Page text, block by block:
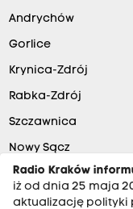
Andrychów
Gorlice
Krynica-Zdrój
Rabka-Zdrój
Szczawnica
Nowy Sącz
Radio Kraków
iż od dnia 25 maja
aktualizację polityki